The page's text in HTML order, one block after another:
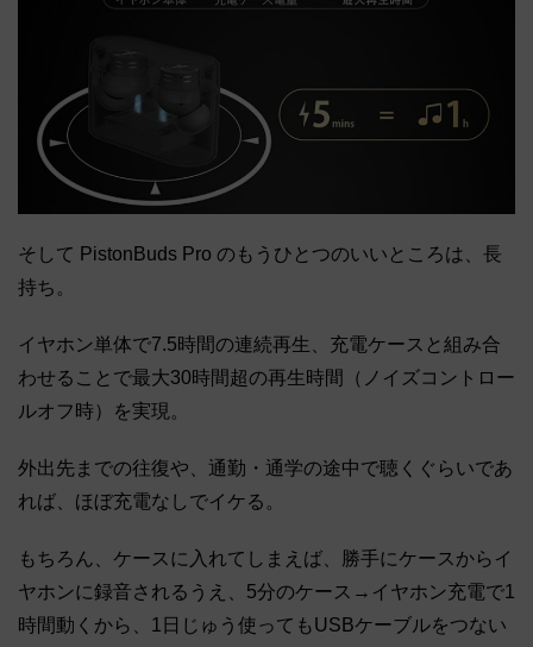
そして PistonBuds Pro のもうひとつのいいところは、長
持ち。
イヤホン単体で7.5時間の連続再生、充電ケースと組み合
わせることで最大30時間超の再生時間（ノイズコントロー
ルオフ時）を実現。
外出先までの往復や、通勤・通学の途中で聴くぐらいであ
れば、ほぼ充電なしでイケる。
もちろん、ケースに入れてしまえば、勝手にケースからイ
ヤホンに録音されるうえ、5分のケース→イヤホン充電で1
時間動くから、1日じゅう使ってもUSBケーブルをつない